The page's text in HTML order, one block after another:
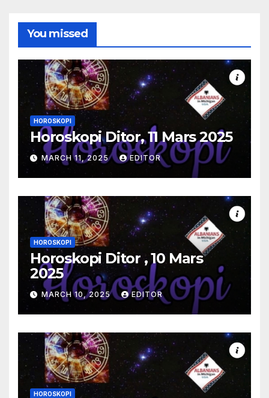
You missed
HOROSKOPI
Horoskopi Ditor, 11 Mars 2025
MARCH 11, 2025 EDITOR
HOROSKOPI
Horoskopi Ditor , 10 Mars
2025
MARCH 10, 2025 EDITOR
HOROSKOPI